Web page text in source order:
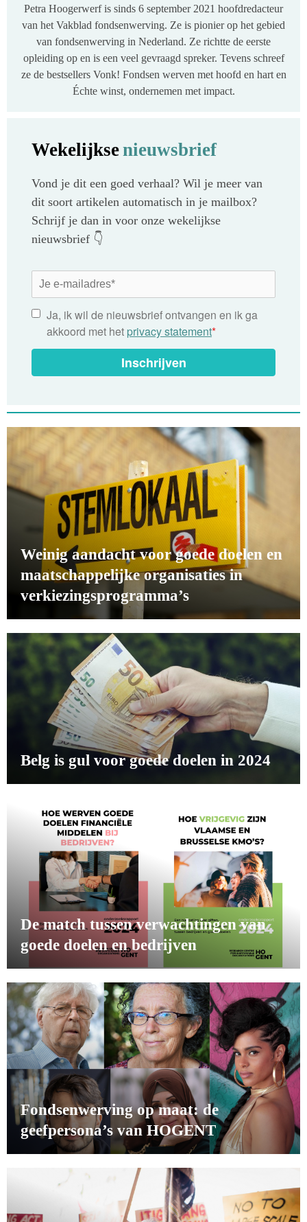
Petra Hoogerwerf is sinds 6 september 2021 hoofdredacteur
van het Vakblad fondsenwerving. Ze is pionier op het gebied
van fondsenwerving in Nederland. Ze richtte de eerste
opleiding op en is een veel gevraagd spreker. Tevens schreef
ze de bestsellers Vonk! Fondsen werven met hoofd en hart en
Échte winst, ondernemen met impact.
Wekelijksenieuwsbrief
Vond je dit een goed verhaal? Wil je meer van
dit soort artikelen automatisch in je mailbox?
Schrijf je dan in voor onze wekelijkse
nieuwsbrief 👇
Ja, ik wil de nieuwsbrief ontvangen en ik ga
akkoord met het privacy statement*
Inschrijven
Weinig aandacht voor goede doelen en
maatschappelijke organisaties in
verkiezingsprogramma’s
Belg is gul voor goede doelen in 2024
De match tussen verwachtingen van
goede doelen en bedrijven
Fondsenwerving op maat: de
geefpersona’s van HOGENT